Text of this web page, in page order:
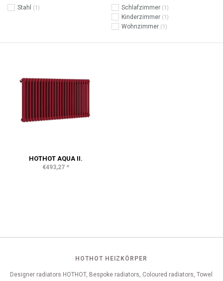
Stahl
(1)
Schlafzimmer (1)
Kinderzimmer (1)
Wohnzimmer (1)
HOTHOT AQUA II.
€493,27 *
HOTHOT HEIZKÖRPER
Designer radiators HOTHOT, Bespoke radiators, Coloured radiators, Towel